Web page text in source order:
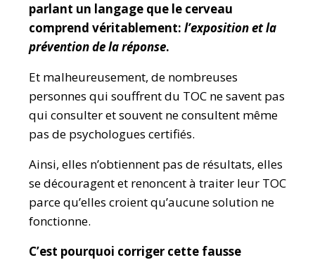
parlant un langage que le cerveau
comprend véritablement: l’exposition et la
prévention de la réponse.
Et malheureusement, de nombreuses
personnes qui souffrent du TOC ne savent pas
qui consulter et souvent ne consultent même
pas de psychologues certifiés.
Ainsi, elles n’obtiennent pas de résultats, elles
se découragent et renoncent à traiter leur TOC
parce qu’elles croient qu’aucune solution ne
fonctionne.
C’est pourquoi corriger cette fausse